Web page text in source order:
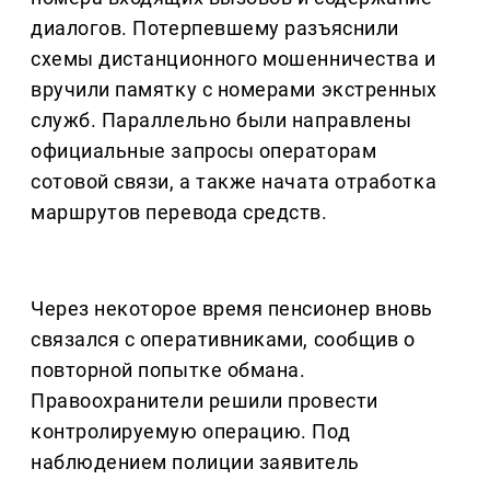
диалогов. Потерпевшему разъяснили
схемы дистанционного мошенничества и
вручили памятку с номерами экстренных
служб. Параллельно были направлены
официальные запросы операторам
сотовой связи, а также начата отработка
маршрутов перевода средств.
Через некоторое время пенсионер вновь
связался с оперативниками, сообщив о
повторной попытке обмана.
Правоохранители решили провести
контролируемую операцию. Под
наблюдением полиции заявитель